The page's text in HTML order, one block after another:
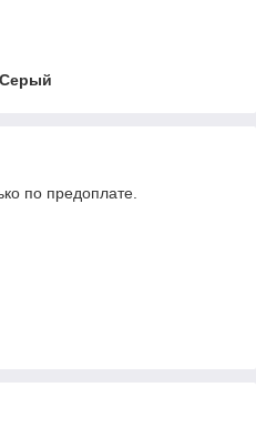
Серый
по предоплате.